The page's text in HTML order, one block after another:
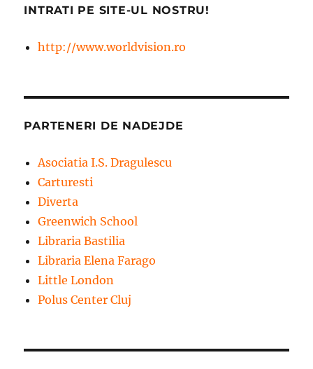
INTRATI PE SITE-UL NOSTRU!
http://www.worldvision.ro
PARTENERI DE NADEJDE
Asociatia I.S. Dragulescu
Carturesti
Diverta
Greenwich School
Libraria Bastilia
Libraria Elena Farago
Little London
Polus Center Cluj